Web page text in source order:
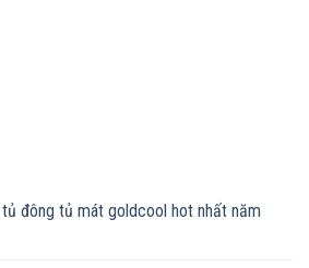
đông tủ mát goldcool hot nhất năm